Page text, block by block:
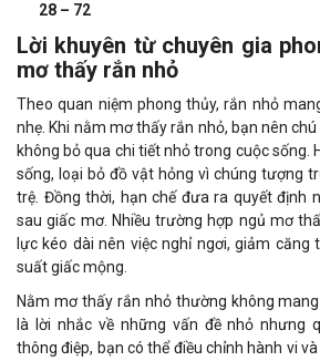
28 – 72
Lời khuyên từ chuyên gia
mơ thấy rắn nhỏ
Theo quan niệm phong thủy, rắn nhỏ
nhẹ. Khi nằm mơ thấy rắn nhỏ, bạn nên
không bỏ qua chi tiết nhỏ trong cuộc sống.
sống, loại bỏ đồ vật hỏng vì chúng tượng
trệ. Đồng thời, hạn chế đưa ra quyết định
sau giấc mơ. Nhiều trường hợp ngủ mơ
lực kéo dài nên việc nghỉ ngơi, giảm căng
suất giấc mộng.
Nằm mơ thấy rắn nhỏ thường không
là lời nhắc về những vấn đề nhỏ nhưng
thông điệp, bạn có thể điều chỉnh hành vi